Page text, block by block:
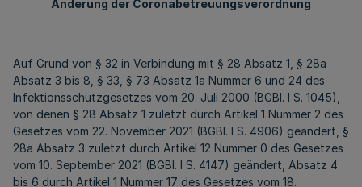
Änderung der Coronabetreuungsverordnung
Auf Grund von § 32 in Verbindung mit § 28 Absatz 1, § 28a
Absatz 3 bis 8, § 33, § 73 Absatz 1a Nummer 6 und 24 des
Infektionsschutzgesetzes vom 20. Juli 2000 (BGBl. I S. 1045),
von denen § 28 Absatz 1 zuletzt durch Artikel 1 Nummer 2 des
Gesetzes vom 22. November 2021 (BGBl. I S. 4906) geändert, §
28a Absatz 3 zuletzt durch Artikel 12 Nummer 0 des Gesetzes
vom 10. September 2021 (BGBl. I S. 4147) geändert, Absatz 4
bis 6 durch Artikel 1 Nummer 17 des Gesetzes vom 18.